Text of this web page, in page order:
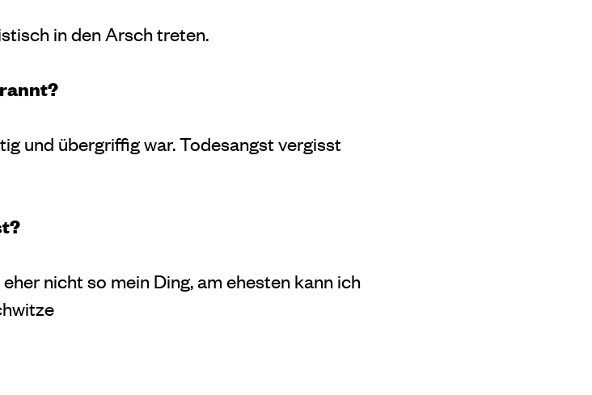
in den Arsch treten.
und übergriffig war. Todesangst vergisst
nicht so mein Ding, am ehesten kann ich